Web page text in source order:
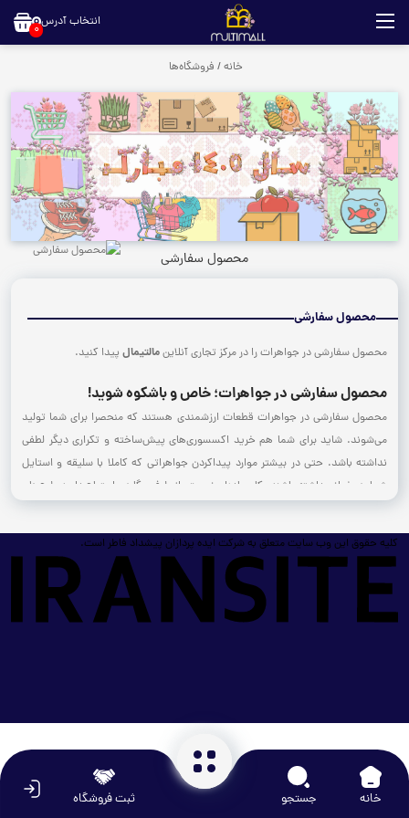
انتخاب آدرس0
خانه جستجو ثبت فروشگاه
خانه/ فروشگاه‌ها
محصول سفارشی
محصول سفارشی
محصول سفارشی در جواهرات را در مرکز تجاری آنلاینمالتیمال پیدا کنید.
محصول سفارشی در جواهرات؛ خاص و باشکوه شوید!
محصول سفارشی در جواهرات قطعات ارزشمندی هستند که منحصرا برای شما تولید
می‌شوند. شاید برای شما هم خرید اکسسوری‌های پیش‌ساخته و تکراری دیگر لطفی
نداشته باشد. حتی در بیشتر موارد پیداکردن جواهراتی که کاملا با سلیقه و استایل
شما همخوانی داشته باشند، کار ساده‌ای نیست. از طرفی، گاهی احتیاج دارید طرح‌های
احتیاج به محصولات سفارشی دارید. اگر شما هم به‌دنبال محصولات منحصربه‌فرد و
سفارشی هستید، بد نیست بدانید که بهترین جواهرات سفارشی را می‌توانید از
فروشگاه‌های مالتی مال تهیه کنید؛ چگونه؟ در ادامه بخوانید.
طلا آب شدهو جواهر از مرکز تجاری آنلاین مالتی مال کلیک کنید.
• در این روش امکان تعیین محدوده قیمت را دارید. طرح موردعلاقه شما می‌تواند با
وزن، ابعاد و محدوده قیمتی ساخته شود که شما تعیین می‌کنید.
کلیه حقوق این وب سایت متعلق به شرکت ایده پردازان پیشداد فاطر است.